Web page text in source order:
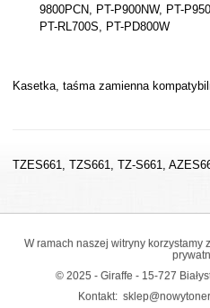
9800PCN, PT-P900NW, PT-
PT-RL700S, PT-PD800W
Kasetka, taśma zamienna
TZES661, TZS661, TZ-S661,
W ramach naszej witryny korzystamy
© 2025 - Giraffe - 15-727
Kontakt: